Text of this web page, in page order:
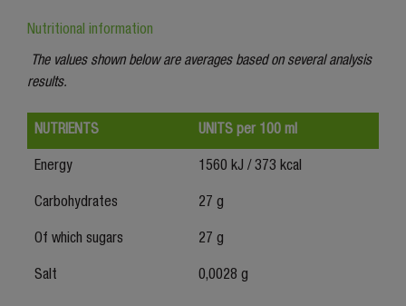
Nutritional information
The values shown below are averages based on several analysis
results.
NUTRIENTS UNITS per 100 ml
Energy 1560 kJ / 373 kcal
Carbohydrates 27 g
Of which sugars 27 g
Salt 0,0028 g